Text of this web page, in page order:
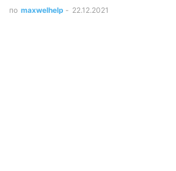
по maxwelhelp - 22.12.2021